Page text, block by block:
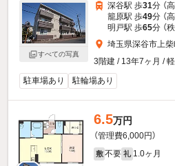
すべての写真
深谷駅 歩31分 （
籠原駅 歩49分 （
明戸駅 歩65分 （
埼玉県深谷市上
3階建 / 13年7ヶ月 /
駐車場あり
駐輪場あり
6.5万円
（管理費6,000円）
敷 不要 礼 1.0ヶ月